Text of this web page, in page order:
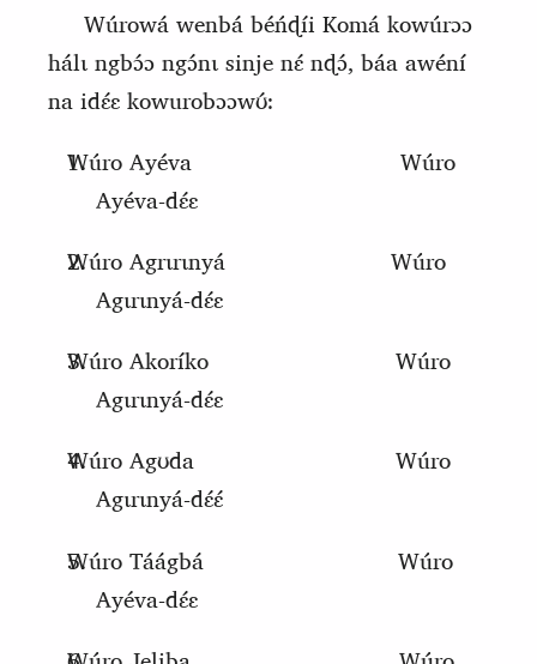
Wúrowá wenbá béńɖíi Komá kowúrɔɔ
hálɩ ngbɔ́ɔ ngɔ́nɩ sinje nɛ́ nɖɔ́, báa awéní
na idɛ́ɛ kowurobɔɔwʊ́:
Wúro Ayéva
Wúro
Ayéva-dɛ́ɛ
Wúro Agrɩrɩnyá
Wúro
Agɩrɩnyá-dɛ́ɛ
Wúro Akoríko
Wúro
Agɩrɩnyá-dɛ́ɛ
Wúro Agʊda
Wúro
Agɩrɩnyá-dɛ́ɛ́
Wúro Táágbá
Wúro
Ayéva-dɛ́ɛ